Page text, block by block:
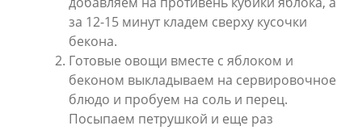
за 12-15 минут кладем сверху кусочки
бекона.
Готовые овощи вместе с яблоком и
беконом выкладываем на сервировочное
блюдо и пробуем на соль и перец.
Посыпаем петрушкой и еще раз